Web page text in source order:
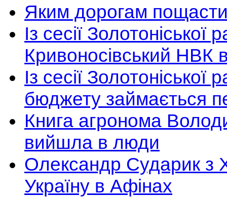
Яким дорогам
Із сесії
Кривоносівський НВК
Із сесії
бюджету займається
Книга агронома
вийшла в люди
Олександр Сударик з
Україну в Афінах